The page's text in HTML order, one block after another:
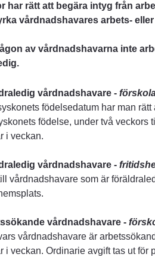
har rätt att begära intyg från
vårdnadshavares arbets-
av vårdnadshavarna inte
vårdnadshavare -
födelsedatum har man
födelse, under två veckors
i veckan.
vårdnadshavare -
vårdnadshavare som är
vårdnadshavare -
vårdnadshavare är
i veckan. Ordinarie avgift tas ut för